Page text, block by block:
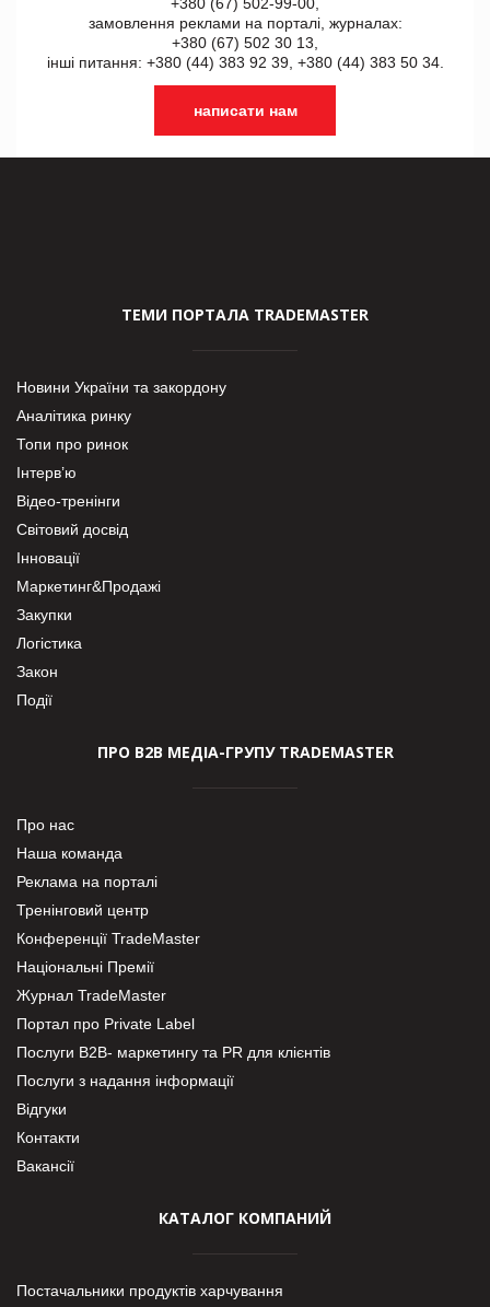
замовлення реклами на порталі, журналах:
+380 (67) 502 30 13,
інші питання: +380 (44) 383 92 39, +380 (44) 383 50 34.
написати нам
ТЕМИ ПОРТАЛА TRADEMASTER
Новини України та закордону
Аналітика ринку
Топи про ринок
Інтерв’ю
Відео-тренінги
Світовий досвід
Інновації
Маркетинг&Продажі
Закупки
Логістика
Закон
Події
ПРО В2В МЕДІА-ГРУПУ TRADEMASTER
Про нас
Наша команда
Реклама на порталі
Тренінговий центр
Конференції TradeMaster
Національні Премії
Журнал TradeMaster
Портал про Private Label
Послуги В2В- маркетингу та PR для клієнтів
Послуги з надання інформації
Відгуки
Контакти
Вакансії
КАТАЛОГ КОМПАНИЙ
Постачальники продуктів харчування